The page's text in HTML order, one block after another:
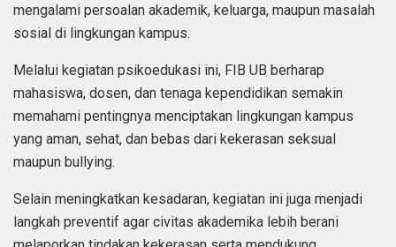
mengalami persoalan akademik, keluarga, maupun masalah
sosial di lingkungan kampus.
Melalui kegiatan psikoedukasi ini, FIB UB berharap
mahasiswa, dosen, dan tenaga kependidikan semakin
memahami pentingnya menciptakan lingkungan kampus
yang aman, sehat, dan bebas dari kekerasan seksual
maupun bullying.
Selain meningkatkan kesadaran, kegiatan ini juga menjadi
langkah preventif agar civitas akademika lebih berani